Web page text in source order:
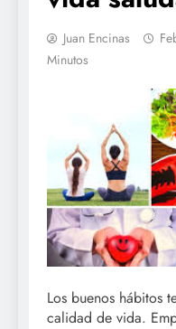
Juan Encinas
Minutos
Los buenos hábitos
calidad de vida.